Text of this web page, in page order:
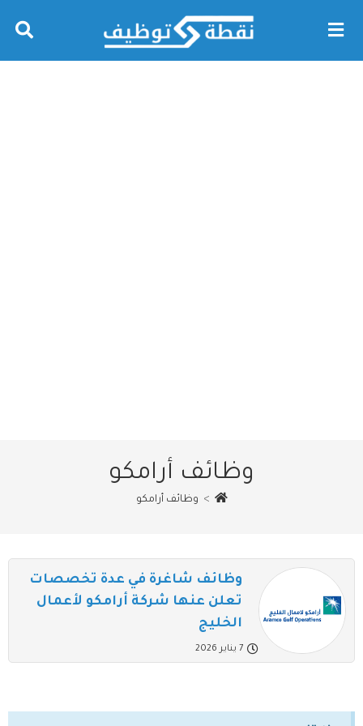
وظائف أرامكو
> وظائف أرامكو
وظائف شاغرة في عدة تخصصات
تعلن عنها شركة أرامكو لأعمال
الخليج
7 يناير 2026